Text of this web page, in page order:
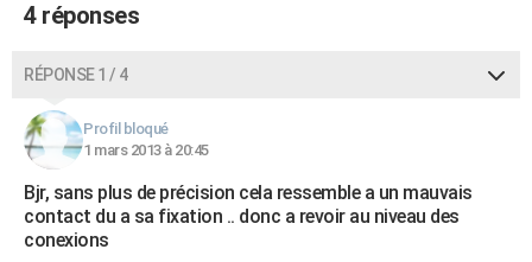
CARTE DE VOEUX
Carte de Noël
Carte Bonne année
Carte Saint-Valentin
Carte Pâques
Carte d'anniversaire
DICTIONNAIRE
Dictionnaire
Biographies
Citations
Expressions
Proverbes
PROGRAMME TV
S'inscrire
Se connecter
Lycées
Collèges
Primaires
Universités
Entreprises
Service militaire
Avis de recherche
AVIS DE DÉCÈS
4 réponses
RÉPONSE 1 / 4
Profil bloqué
1 mars 2013 à 20:45
Bjr, sans plus de précision cela ressemble a un mauvais
contact du a sa fixation .. donc a revoir au niveau des
conexions